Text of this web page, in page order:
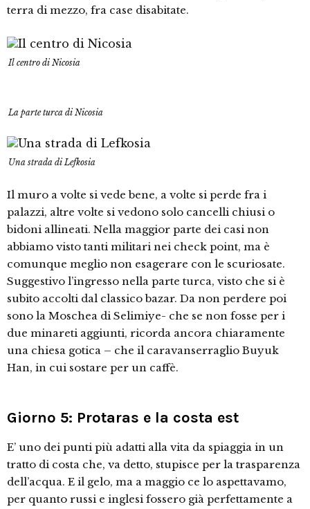
terra di mezzo, fra case disabitate.
Il centro di Nicosia
La parte turca di Nicosia
Una strada di Lefkosia
Il muro a volte si vede bene, a volte si perde fra i
palazzi, altre volte si vedono solo cancelli chiusi o
bidoni allineati. Nella maggior parte dei casi non
abbiamo visto tanti militari nei check point, ma è
comunque meglio non esagerare con le scuriosate.
Suggestivo l’ingresso nella parte turca, visto che si è
subito accolti dal classico bazar. Da non perdere poi
sono la Moschea di Selimiye- che se non fosse per i
due minareti aggiunti, ricorda ancora chiaramente
una chiesa gotica – che il caravanserraglio Buyuk
Han, in cui sostare per un caffè.
Giorno 5: Protaras e la costa est
E’ uno dei punti più adatti alla vita da spiaggia in un
tratto di costa che, va detto, stupisce per la trasparenza
dell’acqua. E il gelo, ma a maggio ce lo aspettavamo,
per quanto russi e inglesi fossero già perfettamente a